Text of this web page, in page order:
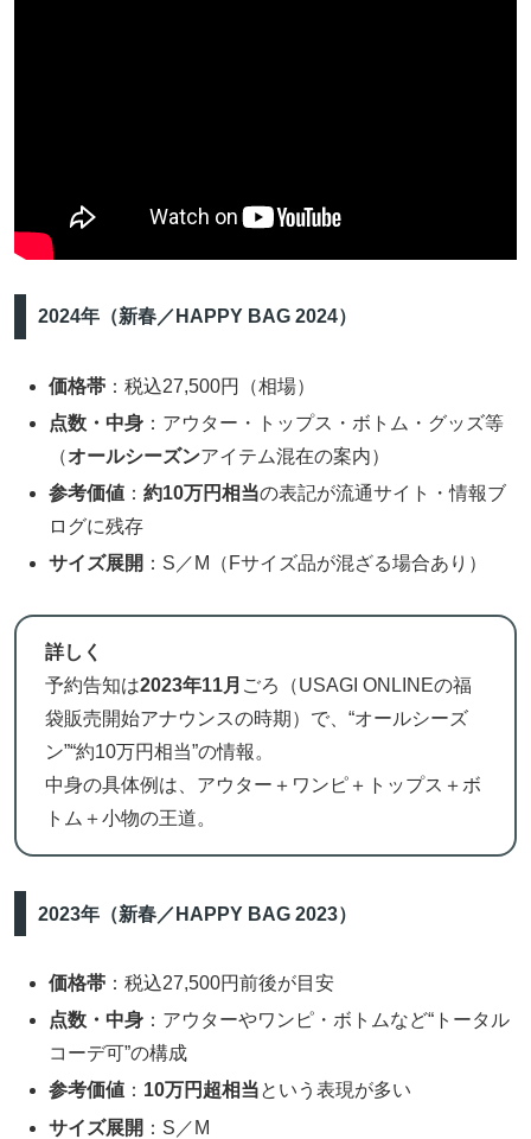
2024年（新春／HAPPY BAG 2024）
価格帯 ：税込27,500円（相場）
点数・中身 ：アウター・トップス・ボトム・グッズ等
（オールシーズンアイテム混在の案内）
参考価値 ：約10万円相当の表記が流通サイト・情報ブ
ログに残存
サイズ展開 ：S／M（Fサイズ品が混ざる場合あり）
詳しく
予約告知は2023年11月 ごろ（USAGI ONLINEの福
袋販売開始アナウンスの時期）で、“オールシーズ
ン”“約10万円相当”の情報。
中身の具体例は、アウター＋ワンピ＋トップス＋ボ
トム＋小物の王道。
2023年（新春／HAPPY BAG 2023）
価格帯 ：税込27,500円前後が目安
点数・中身 ：アウターやワンピ・ボトムなど“トータル
コーデ可”の構成
参考価値 ： 10万円超相当という表現が多い
サイズ展開 ：S／M